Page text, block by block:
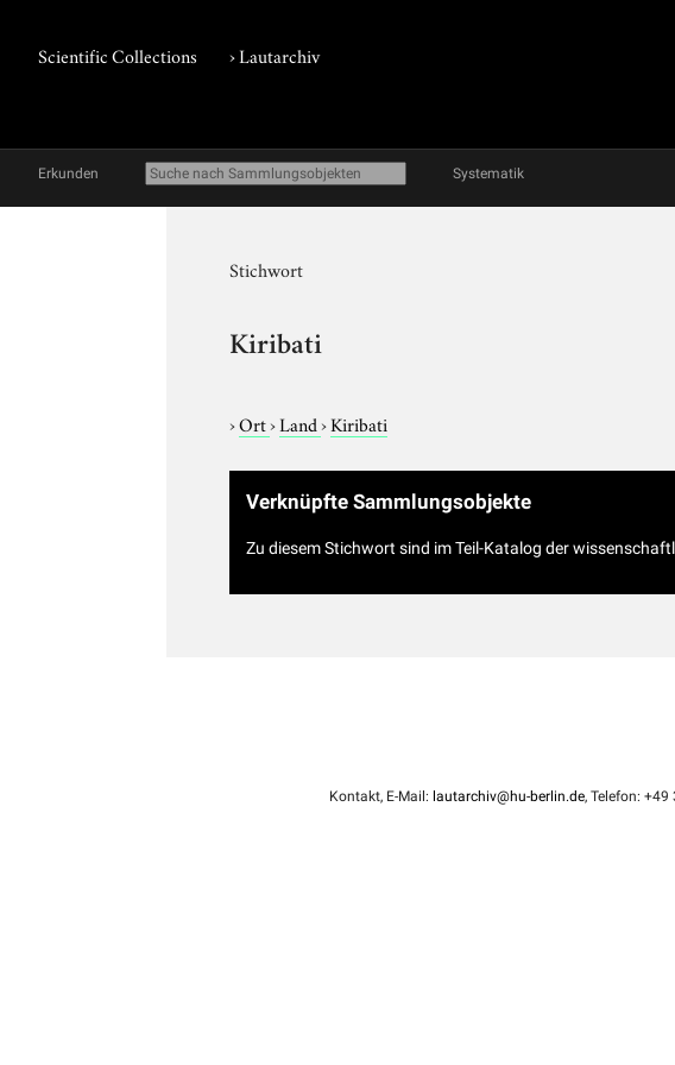
Scientific Collections ›Lautarchiv
Erkunden Systematik
Stichwort
Kiribati
›Ort›Land›Kiribati
Verknüpfte Sammlungsobjekte
Zu diesem Stichwort sind im Teil-Katalog der
Kontakt, E-Mail: lautarchiv@hu-berlin.de, Telefon: